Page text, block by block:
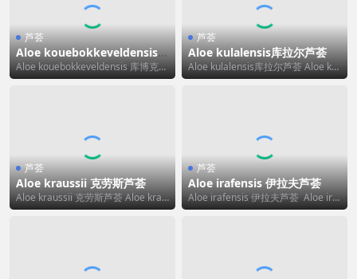
芦荟
Aloe kouebokkeveldensis
库博克维尔德芦荟
Aloe kouebokkeveldensis 库博克维
尔德芦荟 Aloe ko...
芦荟
Aloe kulalensis库拉尔芦荟
Aloe kulalensis库拉尔芦荟 Aloe kul
alensis 的标准...
芦荟
Aloe kraussii 克劳斯芦荟
Aloe kraussii 克劳斯芦荟 Aloe krau
ssii 的标准中文翻...
芦荟
Aloe irafensis 伊拉夫芦荟
Aloe irafensis 伊拉夫芦荟 Aloe iraf
ensis 的标准...